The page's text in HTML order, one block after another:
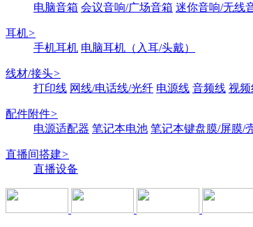
电脑音箱 会议音响/广场音箱 迷你音响/无线
耳机>
手机耳机 电脑耳机（入耳/头戴）
线材/接头>
打印线 网线/电话线/光纤 电源线 音频线 视频
配件附件>
电源适配器 笔记本电池 笔记本键盘膜/屏膜/
直播间搭建>
直播设备